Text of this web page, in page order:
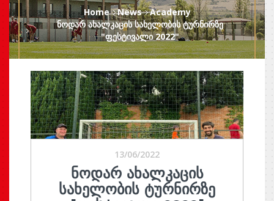
Home News
Academy
ნოდარ ახალკაცის სახელობის ტურნირზე
"ფესტივალი 2022"
13/06/2022
ᲜᲝᲓᲐᲠ ᲐᲮᲐᲚᲙᲐᲪᲘᲡ
ᲡᲐᲮᲔᲚᲝᲑᲘᲡ ᲢᲣᲠᲜᲘᲠᲖᲔ